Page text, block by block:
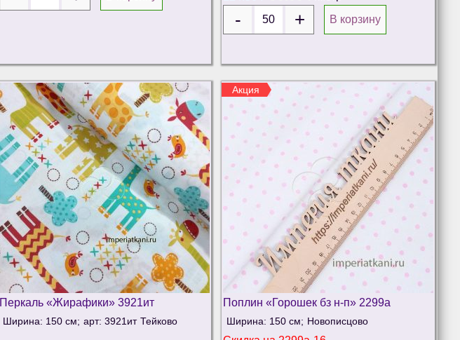
В корзину
Перкаль «Жирафики» 3921ит
Ширина: 150 см; арт: 3921ит Тейково
Акция
Поплин «Горошек бз н-п» 2299а
Ширина: 150 см; Новописцово